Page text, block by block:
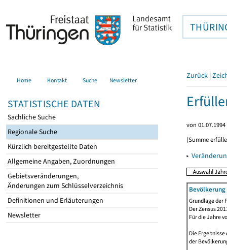
Home Kontakt Suche Newsletter
STATISTISCHE DATEN
Sachliche Suche
Regionale Suche
Kürzlich bereitgestellte Daten
Allgemeine Angaben, Zuordnungen
Gebietsveränderungen,
Änderungen zum Schlüsselverzeichnis
Definitionen und Erläuterungen
Newsletter
Zurück |
von
(Summe
▸
Grundlage der
Der Zensus
Für die Jahre
Die
der